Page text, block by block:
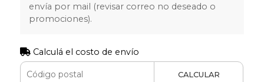
envía por mail (revisar correo no deseado o
promociones).
Calculá el costo de envío
CALCULAR